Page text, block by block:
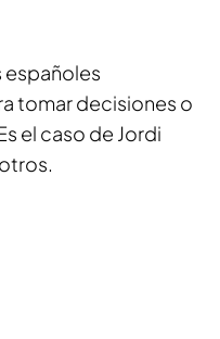
tomar decisiones o
el caso de Jordi